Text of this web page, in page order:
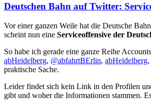
Deutschen Bahn auf Twitter:
Vor einer ganzen Weile hat die Deutsche
scheint nun eine Serviceoffensive der
So habe ich gerade eine ganze Reihe
abHeidelberg, @abfahrtBErlin, abHeidelberg
praktische Sache.
Leider findet sich kein Link in den Profilen
gibt und woher die Informationen stammen.